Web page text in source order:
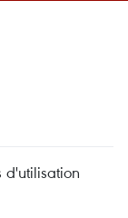
d'utilisation